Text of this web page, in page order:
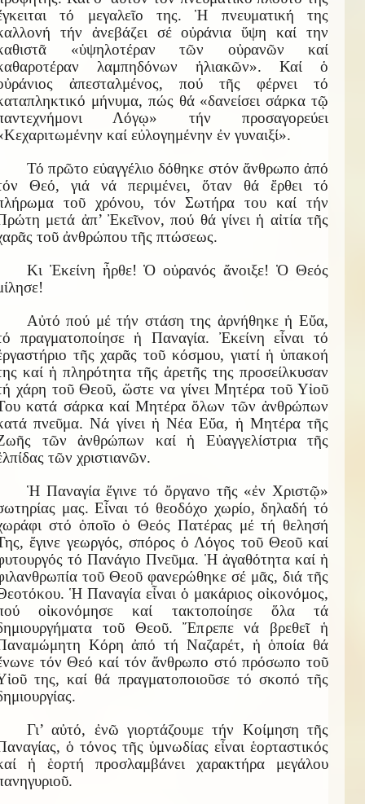
τό μεγαλεῖο της. Ἡ πνευματική της
τήν ἀνεβάζει σέ οὐράνια ὕψη καί την
«ὑψηλοτέραν τῶν οὐρανῶν καί
λαμπηδόνων ἡλιακῶν». Καί ὁ
ἀπεσταλμένος, πού τῆς φέρνει τό
μήνυμα, πώς θά «δανείσει σάρκα τῷ
Λόγῳ» τήν προσαγορεύει
καί εὐλογημένην ἐν γυναιξί».
Τό πρῶτο εὐαγγέλιο δόθηκε στόν ἄνθρωπο ἀπό
Θεό, γιά νά περιμένει, ὅταν θά ἔρθει τό
τοῦ χρόνου, τόν Σωτήρα του καί τήν
μετά ἀπ’ Ἐκεῖνον, πού θά γίνει ἡ αἰτία τῆς
τοῦ ἀνθρώπου τῆς πτώσεως.
Κι Ἐκείνη ἦρθε! Ὁ οὐρανός ἄνοιξε! Ὁ Θεός
Αὐτό πού μέ τήν στάση της ἀρνήθηκε ἡ Εὔα,
πραγματοποίησε ἡ Παναγία. Ἐκείνη εἶναι τό
τῆς χαρᾶς τοῦ κόσμου, γιατί ἡ ὑπακοή
καί ἡ πληρότητα τῆς ἀρετῆς της προσείλκυσαν
χάρη τοῦ Θεοῦ, ὥστε να γίνει Μητέρα τοῦ Υἱοῦ
κατά σάρκα καί Μητέρα ὅλων τῶν ἀνθρώπων
πνεῦμα. Νά γίνει ἡ Νέα Εὔα, ἡ Μητέρα τῆς
τῶν ἀνθρώπων καί ἡ Εὐαγγελίστρια τῆς
τῶν χριστιανῶν.
Ἡ Παναγία ἔγινε τό ὄργανο τῆς «ἐν Χριστῷ»
μας. Εἶναι τό θεοδόχο χωρίο, δηλαδή τό
στό ὁποῖο ὁ Θεός Πατέρας μέ τή θελησή
ἔγινε γεωργός, σπόρος ὁ Λόγος τοῦ Θεοῦ καί
τό Πανάγιο Πνεῦμα. Ἡ ἀγαθότητα καί ἡ
τοῦ Θεοῦ φανερώθηκε σέ μᾶς, διά τῆς
Ἡ Παναγία εἶναι ὁ μακάριος οἰκονόμος,
οἰκονόμησε καί τακτοποίησε ὅλα τά
τοῦ Θεοῦ. Ἔπρεπε νά βρεθεῖ ἡ
Κόρη ἀπό τή Ναζαρέτ, ἡ ὁποία θά
τόν Θεό καί τόν ἄνθρωπο στό πρόσωπο τοῦ
της, καί θά πραγματοποιοῦσε τό σκοπό τῆς
Γι’ αὐτό, ἐνῶ γιορτάζουμε τήν Κοίμηση τῆς
ὁ τόνος τῆς ὑμνωδίας εἶναι ἑορταστικός
ἡ ἑορτή προσλαμβάνει χαρακτήρα μεγάλου